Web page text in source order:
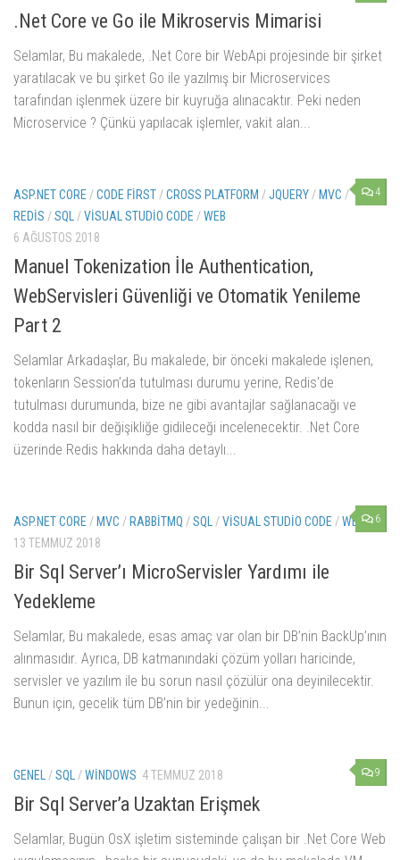
.Net Core ve Go ile Mikroservis Mimarisi
Selamlar, Bu makalede, .Net Core bir WebApi projesinde bir şirket
yaratılacak ve bu şirket Go ile yazılmış bir Microservices
tarafından işlenmek üzere bir kuyruğa alınacaktır. Peki neden
Microservice ? Çünkü yapılacak işlemler, vakit alan...
4
ASP.NET CORE /CODE FIRST /CROSS PLATFORM /JQUERY / MVC /
REDIS /SQL /VISUAL STUDIO CODE /WEB
6 AĞUSTOS 2018
Manuel Tokenization İle Authentication,
WebServisleri Güvenliği ve Otomatik Yenileme
Part 2
Selamlar Arkadaşlar, Bu makalede, bir önceki makalede işlenen,
tokenların Session’da tutulması durumu yerine, Redis’de
tutulması durumunda, bize ne gibi avantajlar sağlanacağı ve
kodda nasıl bir değişikliğe gidileceği incelenecektir. .Net Core
üzerinde Redis hakkında daha detaylı...
6
ASP.NET CORE / MVC / RABBITMQ /SQL /VISUAL STUDIO CODE /WEB
13 TEMMUZ 2018
Bir Sql Server’ı MicroServisler Yardımı ile
Yedekleme
Selamlar, Bu makalede, esas amaç var olan bir DB’nin BackUp’ının
alınmasıdır. Ayrıca, DB katmanındaki çözüm yolları haricinde,
servisler ve yazılım ile bu sorun nasıl çözülür ona deyinilecektir.
Bunun için, gecelik tüm DB’nin bir yedeğinin...
9
GENEL /SQL /WINDOWS 4 TEMMUZ 2018
Bir Sql Server’a Uzaktan Erişmek
Selamlar, Bugün OsX işletim sisteminde çalışan bir .Net Core Web